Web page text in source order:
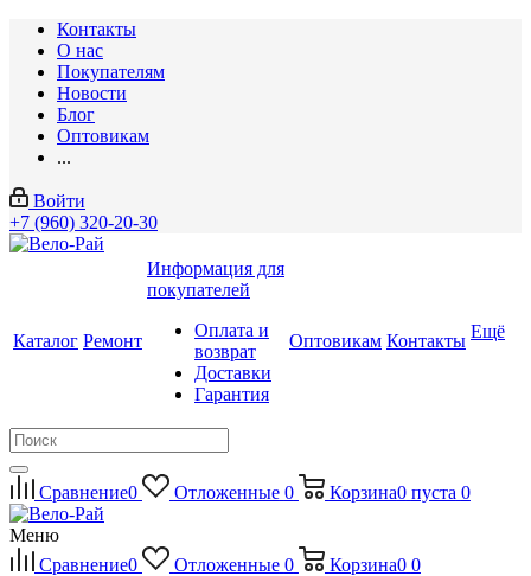
Контакты
О нас
Покупателям
Новости
Блог
Оптовикам
...
Войти
+7 (960) 320-20-30
Каталог Ремонт
Информация для
покупателей
Оплата и
возврат
Доставки
Гарантия
Оптовикам Контакты Ещё
Сравнение0 Отложенные 0 Корзина0 пуста 0
Меню
Сравнение0 Отложенные 0 Корзина0 0